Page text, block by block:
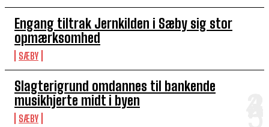
Engang tiltrak Jernkilden i Sæby sig stor
opmærksomhed
SÆBY
Slagterigrund omdannes til bankende
musikhjerte midt i byen
SÆBY